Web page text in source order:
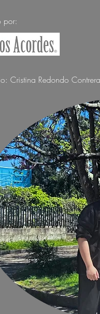
por:
Cristina Redondo